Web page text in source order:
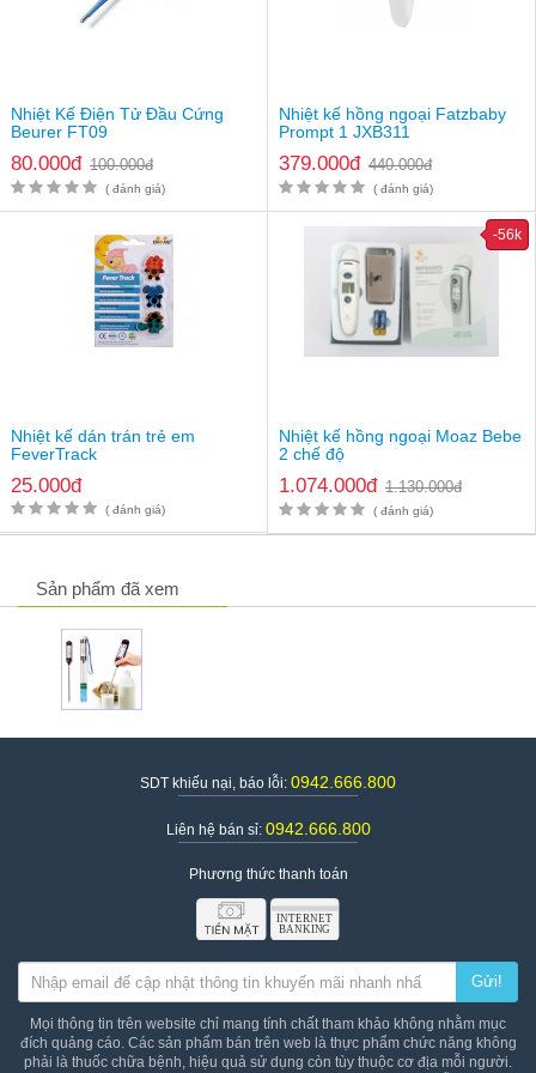
Màn hình LCD hiển thị nhiệt độ to & rõ nét.
2 chế độ đo nhiệt: độ C và độ F rất tiện lợi để đo nhiệt độ
Kích thước: Chiều dài 23.5cm
Xuất xứ: Trung Quốc
Giá nhiệt kế điện tử đa năng đo nhiệt độ nước, sữa,
thực phẩm: 59.000đ/ sản phẩm
Nhiệt Kế Điện Tử Đầu Cứng
Beurer FT09
80.000đ 100.000đ
( đánh giá)
Nhiệt kế hồng ngoại Fatzbaby
Prompt 1 JXB311
379.000đ 440.000đ
( đánh giá)
Nhiệt kế dán trán trẻ em
FeverTrack
25.000đ
( đánh giá)
Nhiệt kế hồng ngoại Moaz Bebe
2 chế độ
1.074.000đ 1.130.000đ
-56k
( đánh giá)
Sản phẩm đã xem
SDT khiếu nại, báo lỗi: 0942.666.800
Liên hệ bán sỉ: 0942.666.800
Phương thức thanh toán
Gửi!
Mọi thông tin trên website chỉ mang tính chất tham khảo không nhằm mục
đích quảng cáo. Các sản phẩm bán trên web là thực phẩm chức năng không
phải là thuốc chữa bệnh, hiệu quả sử dụng còn tùy thuộc cơ địa mỗi người.